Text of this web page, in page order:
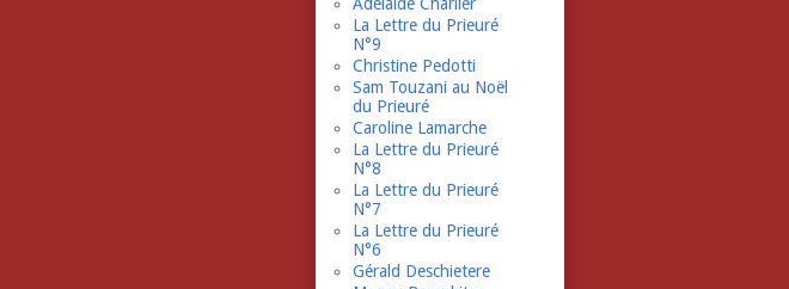
Adélaïde Charlier
La Lettre du Prieuré
N°9
Christine Pedotti
Sam Touzani au Noël
du Prieuré
Caroline Lamarche
La Lettre du Prieuré
N°8
La Lettre du Prieuré
N°7
La Lettre du Prieuré
N°6
Gérald Deschietere